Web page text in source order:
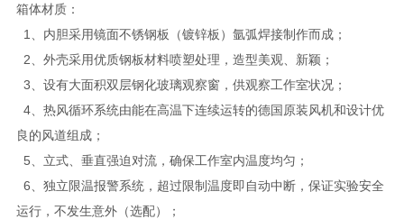
箱体材质：
1、内胆采用镜面不锈钢板（镀锌板）氩弧焊接制作而成；
2、外壳采用优质钢板材料喷塑处理，造型美观、新颖；
3、设有大面积双层钢化玻璃观察窗，供观察工作室状况；
4、热风循环系统由能在高温下连续运转的德国原装风机和设计优
良的风道组成；
5、立式、垂直强迫对流，确保工作室内温度均匀；
6、独立限温报警系统，超过限制温度即自动中断，保证实验安全
运行，不发生意外（选配）；